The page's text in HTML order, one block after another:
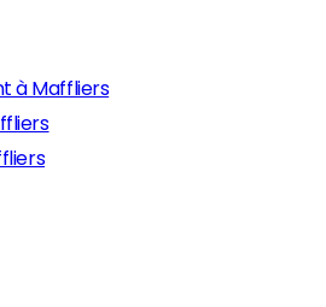
à Maffliers